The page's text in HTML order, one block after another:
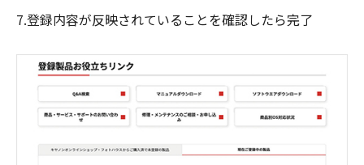
7.登録内容が反映されていることを確認したら完了